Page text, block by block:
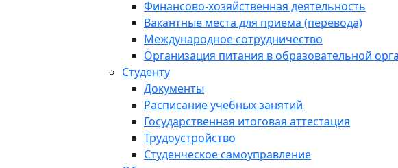
Финансово-хозяйственная деятельность
Вакантные места для приема (перевода)
Международное сотрудничество
Организация питания в образовательной
Студенту
Документы
Расписание учебных занятий
Государственная итоговая аттестация
Трудоустройство
Студенческое самоуправление